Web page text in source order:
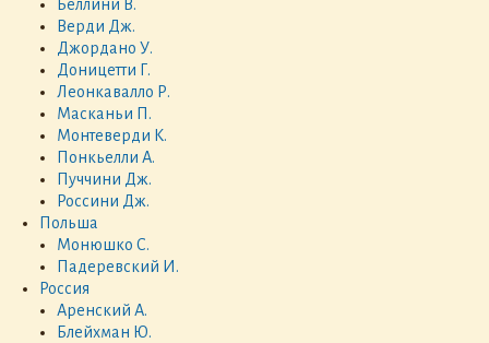
Беллини В.
Верди Дж.
Джордано У.
Доницетти Г.
Леонкавалло Р.
Масканьи П.
Монтеверди К.
Понкьелли А.
Пуччини Дж.
Россини Дж.
Польша
Монюшко С.
Падеревский И.
Россия
Аренский А.
Блейхман Ю.